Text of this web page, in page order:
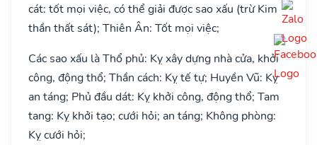
cát: tốt mọi việc, có thể giải được sao xấu (trừ Kim
thần thất sát); Thiên Ân: Tốt mọi việc;
Các sao xấu là Thổ phủ: Kỵ xây dựng nhà cửa, khởi
công, động thổ; Thần cách: Kỵ tế tự; Huyền Vũ: Kỵ
an táng; Phủ đầu dát: Kỵ khởi công, động thổ; Tam
tang: Kỵ khởi tạo; cưới hỏi; an táng; Không phòng:
Kỵ cưới hỏi;